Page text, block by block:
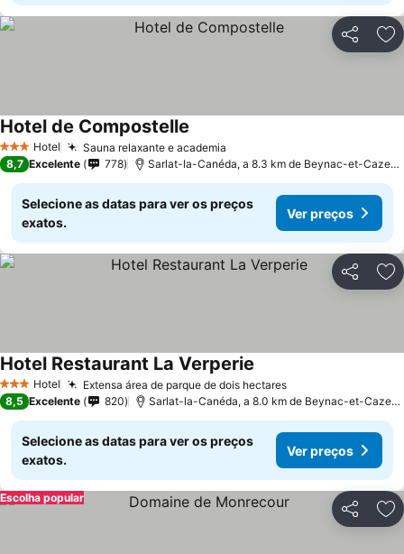
Partilhar
3 EstrelasHotel Sauna relaxante e academia
Hotel de Compostelle
8,7 Excelente 778 Sarlat-la-Canéda, a 8.3 km de Beynac-et-Cazenac
Selecione as datas para ver os preços
exatos.
Ver preços
Partilhar
3 EstrelasHotel Extensa área de parque de dois hectares
Hotel Restaurant La Verperie
8,5 Excelente 820 Sarlat-la-Canéda, a 8.0 km de Beynac-et-Cazenac
Selecione as datas para ver os preços
exatos.
Ver preços
Partilhar
Escolha popular